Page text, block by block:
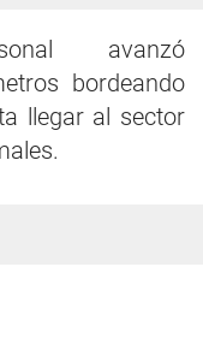
avanzó
bordeando
llegar al sector